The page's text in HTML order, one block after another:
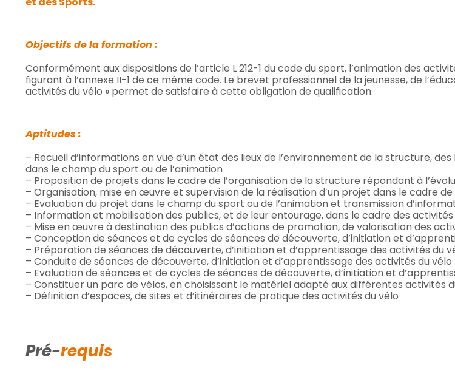
Objectifs de la formation :
Conformément aux dispositions de l’article L 212-1 du code du sport, l’animation des
figurant à l’annexe II-1 de ce même code. Le brevet professionnel de la jeunesse, de
activités du vélo » permet de satisfaire à cette obligation de qualification.
Aptitudes :
– Recueil d’informations en vue d’un état des lieux de l’environnement de la structure,
dans le champ du sport ou de l’animation
– Proposition de projets dans le cadre de l’organisation de la structure répondant à
– Organisation, mise en œuvre et supervision de la réalisation d’un projet dans le cadre
– Evaluation du projet dans le champ du sport ou de l’animation et transmission
– Information et mobilisation des publics, et de leur entourage, dans le cadre des
– Mise en œuvre à destination des publics d’actions de promotion, de valorisation des
– Conception de séances et de cycles de séances de découverte, d’initiation et
– Préparation de séances de découverte, d’initiation et d’apprentissage des activités du
– Conduite de séances de découverte, d’initiation et d’apprentissage des activités du vélo
– Evaluation de séances et de cycles de séances de découverte, d’initiation et
– Constituer un parc de vélos, en choisissant le matériel adapté aux différentes activités
– Définition d’espaces, de sites et d’itinéraires de pratique des activités du vélo
Pré-requis